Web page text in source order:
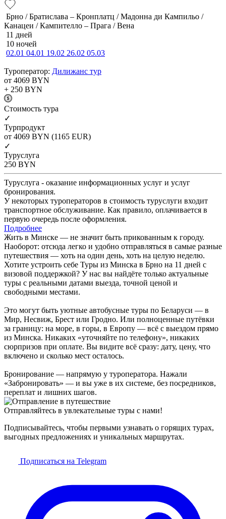
Брно / Братислава – Кронплатц / Мадонна ди Кампильо /
Канацеи / Кампителло – Прага / Вена
11 дней
10 ночей
02.01 04.01 19.02 26.02 05.03
Туроператор: Дилижанс тур
от 4069 BYN
+ 250 BYN
Cтоимость тура
✓
Турпродукт
от 4069 BYN (1165 EUR)
✓
Туруслуга
250 BYN
Туруслуга - оказание информационных услуг и услуг
бронирования.
У некоторых туроператоров в стоимость туруслуги входит
транспортное обслуживание. Как правило, оплачивается в
первую очередь после оформления.
Подробнее
Жить в Минске — не значит быть прикованным к городу.
Наоборот: отсюда легко и удобно отправляться в самые разные
путешествия — хоть на один день, хоть на целую неделю.
Хотите устроить себе Туры из Минска в Брно на 11 дней с
визовой поддержкой? У нас вы найдёте только актуальные
туры с реальными датами выезда, точной ценой и
свободными местами.
Это могут быть уютные автобусные туры по Беларуси — в
Мир, Несвиж, Брест или Гродно. Или полноценные путёвки
за границу: на море, в горы, в Европу — всё с выездом прямо
из Минска. Никаких «уточняйте по телефону», никаких
сюрпризов при оплате. Вы видите всё сразу: дату, цену, что
включено и сколько мест осталось.
Бронирование — напрямую у туроператора. Нажали
«Забронировать» — и вы уже в их системе, без посредников,
переплат и лишних шагов.
Отправляйтесь в увлекательные туры с нами!
Подписывайтесь, чтобы первыми узнавать о горящих турах,
выгодных предложениях и уникальных маршрутах.
Подписаться на Telegram